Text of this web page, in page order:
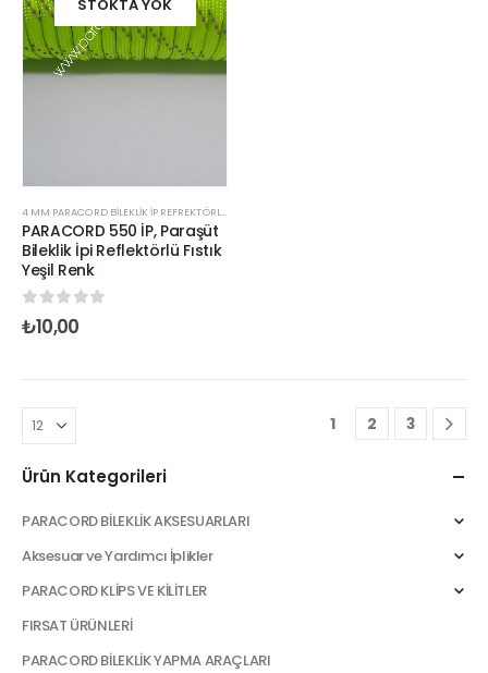
STOKTA YOK
4 MM PARACORD BILEKLIK İP REFREKTÖRLÜ RENKLER
PARACORD 550 İP, Paraşüt
Bileklik İpi Reflektörlü Fıstık
Yeşil Renk
0 out of 5
₺10,00
1 2 3
Ürün Kategorileri
PARACORD BİLEKLİK AKSESUARLARI
Aksesuar ve Yardımcı İplikler
PARACORD KLİPS VE KİLİTLER
FIRSAT ÜRÜNLERİ
PARACORD BİLEKLİK YAPMA ARAÇLARI